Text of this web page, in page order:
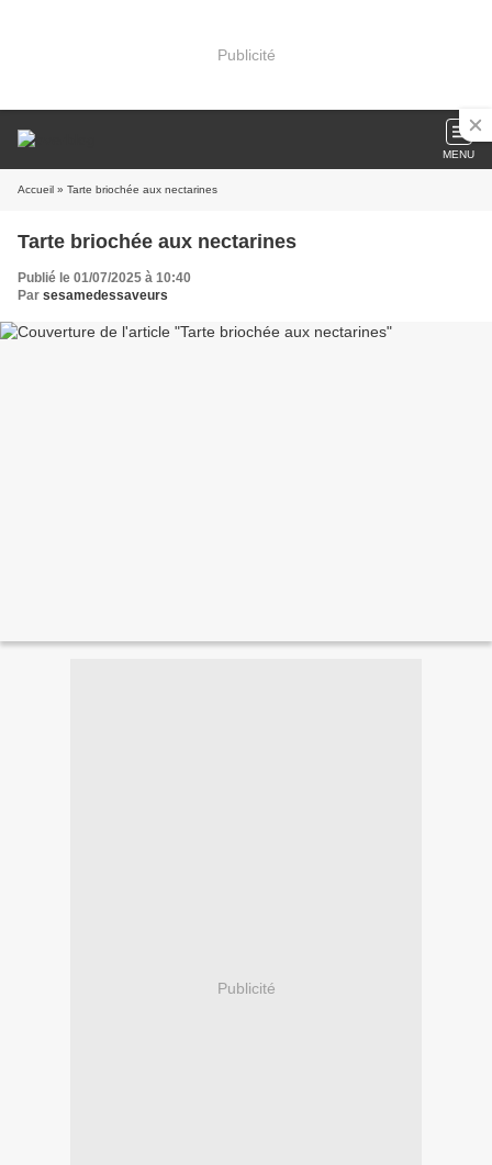
Publicité
MENU
Accueil » Tarte briochée aux nectarines
Tarte briochée aux nectarines
Publié le 01/07/2025 à 10:40
Par sesamedessaveurs
Publicité